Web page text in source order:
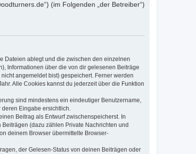
(im Folgenden „der Betreiber“)
Dateien ablegt und die zwischen den einzelnen
Informationen über die von dir gelesenen Beiträge
angemeldet bist) gespeichert. Ferner werden
Alle Cookies kannst du jederzeit über die Funktion
sind mindestens ein eindeutiger Benutzername,
Eingabe ersichtlich.
Beitrag als Entwurf zwischenspeicherst. In
(dazu zählen Private Nachrichten und
deinem Browser übermittelte Browser-
der Gelesen-Status von deinen Beiträgen oder